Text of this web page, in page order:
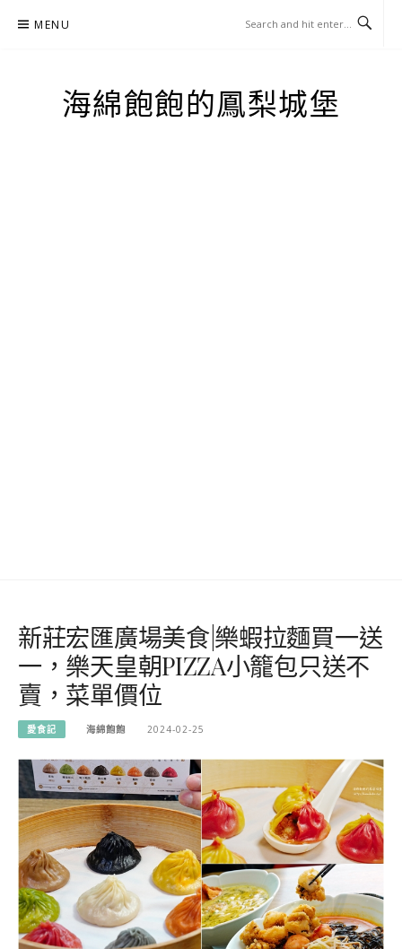
MENU
海綿飽飽的鳳梨城堡
新莊宏匯廣場美食|樂蝦拉麵買一送
一，樂天皇朝PIZZA小籠包只送不
賣，菜單價位
愛食記 海綿飽飽 2024-02-25